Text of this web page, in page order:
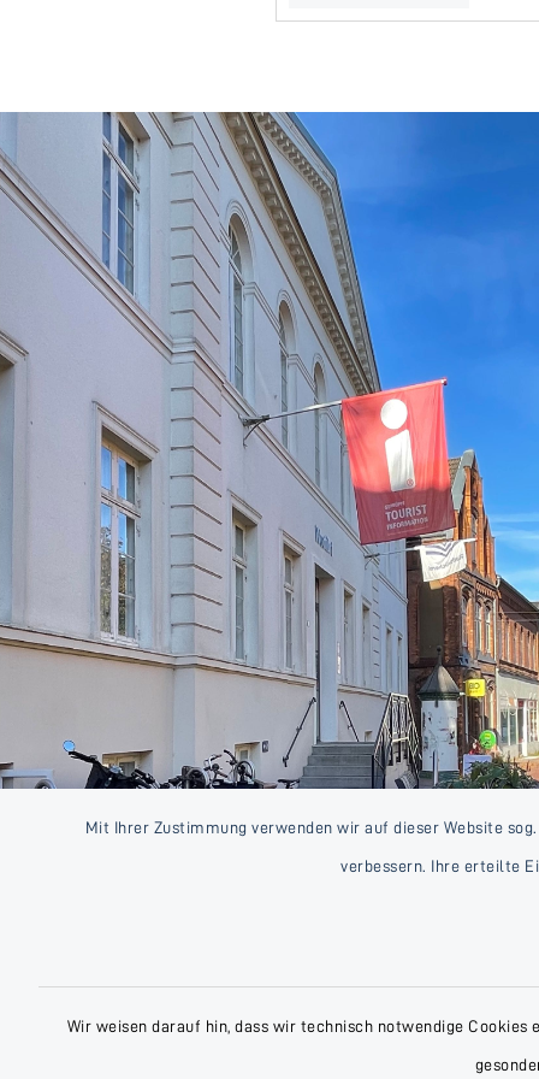
Mit Ihrer Zustimmung verwenden wir auf dieser Website
verbessern. Ihre erteilte
Wir weisen darauf hin, dass wir technisch notwendige